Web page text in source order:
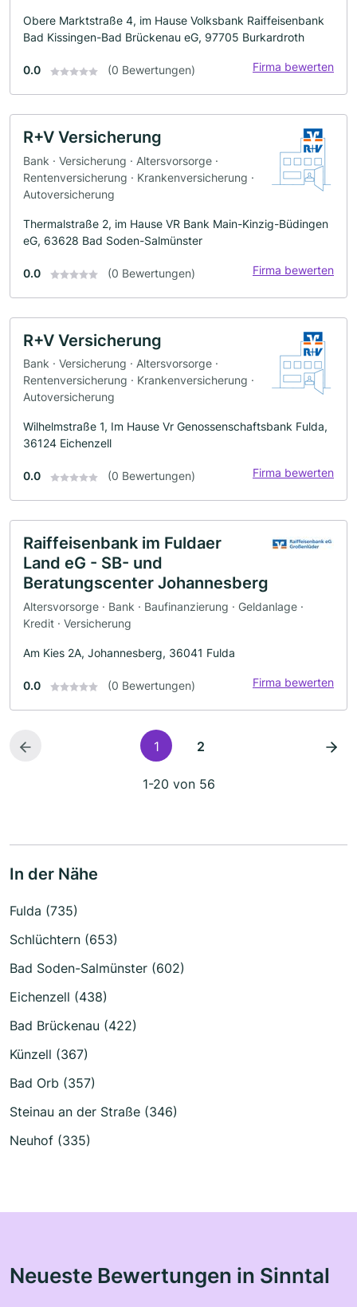
Obere Marktstraße 4, im Hause Volksbank Raiffeisenbank
Bad Kissingen-Bad Brückenau eG, 97705 Burkardroth
0.0 (0 Bewertungen) Firma bewerten
R+V Versicherung
Bank · Versicherung · Altersvorsorge ·
Rentenversicherung · Krankenversicherung ·
Autoversicherung
Thermalstraße 2, im Hause VR Bank Main-Kinzig-Büdingen
eG, 63628 Bad Soden-Salmünster
0.0 (0 Bewertungen) Firma bewerten
R+V Versicherung
Bank · Versicherung · Altersvorsorge ·
Rentenversicherung · Krankenversicherung ·
Autoversicherung
Wilhelmstraße 1, Im Hause Vr Genossenschaftsbank Fulda,
36124 Eichenzell
0.0 (0 Bewertungen) Firma bewerten
Raiffeisenbank im Fuldaer
Land eG - SB- und
Beratungscenter Johannesberg
Altersvorsorge · Bank · Baufinanzierung · Geldanlage ·
Kredit · Versicherung
Am Kies 2A, Johannesberg, 36041 Fulda
0.0 (0 Bewertungen) Firma bewerten
1 2
1-20 von 56
In der Nähe
Fulda (735)
Schlüchtern (653)
Bad Soden-Salmünster (602)
Eichenzell (438)
Bad Brückenau (422)
Künzell (367)
Bad Orb (357)
Steinau an der Straße (346)
Neuhof (335)
Neueste Bewertungen in Sinntal